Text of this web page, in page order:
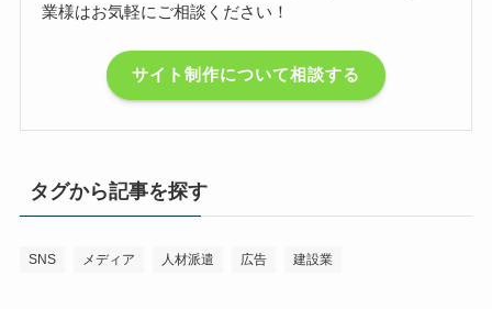
業様はお気軽にご相談ください！
サイト制作について相談する
タグから記事を探す
SNS メディア 人材派遣 広告 建設業